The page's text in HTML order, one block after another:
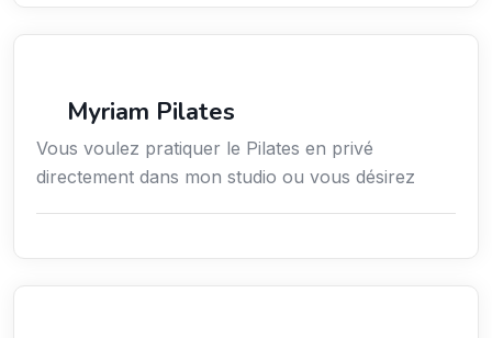
Myriam Pilates
Vous voulez pratiquer le Pilates en privé
directement dans mon studio ou vous désirez